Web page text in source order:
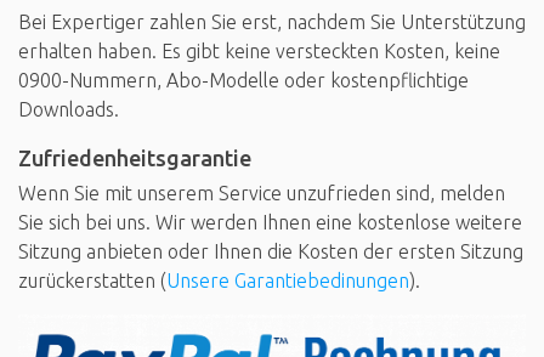
Bei Expertiger zahlen Sie erst, nachdem Sie Unterstützung
erhalten haben. Es gibt keine versteckten Kosten, keine
0900-Nummern, Abo-Modelle oder kostenpflichtige
Downloads.
Zufriedenheitsgarantie
Wenn Sie mit unserem Service unzufrieden sind, melden
Sie sich bei uns. Wir werden Ihnen eine kostenlose weitere
Sitzung anbieten oder Ihnen die Kosten der ersten Sitzung
zurückerstatten (Unsere Garantiebedinungen).